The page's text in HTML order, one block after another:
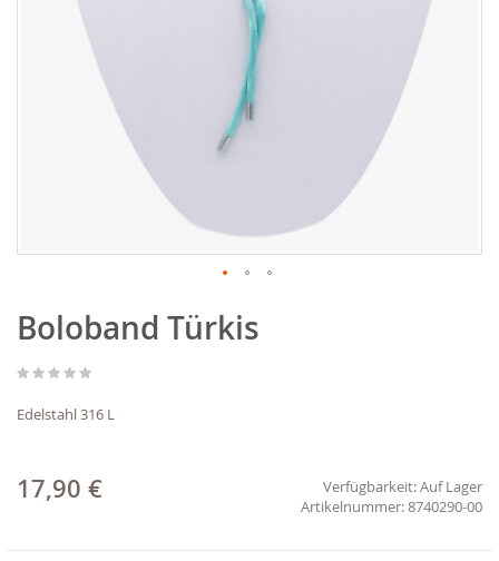
Anfang
der
springen
Boloband Türkis
Edelstahl 316 L
17,90 € Verfügbarkeit:Auf Lager
8740290-00